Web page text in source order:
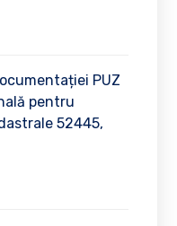
PUZ
pentru
52445,